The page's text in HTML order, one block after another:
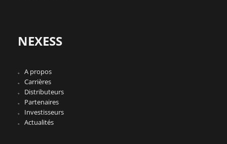
NEXESS
A propos
Carrières
Distributeurs
Partenaires
Investisseurs
Actualités